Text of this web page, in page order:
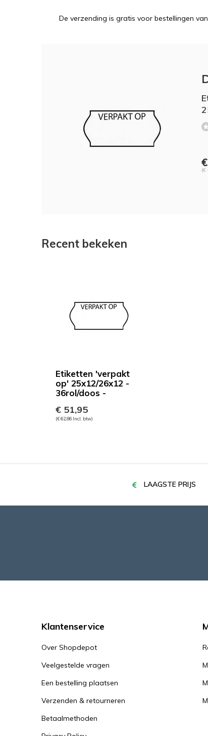
De verzending is gratis voor bestellingen
(€
Recent bekeken
Etiketten 'verpakt
op' 25x12/26x12 -
36rol/doos -
€ 51,95
(€ 62,86 Incl. btw)
LAAGSTE PRIJS
Klantenservice
Over Shopdepot
Veelgestelde vragen
Een bestelling plaatsen
Verzenden & retourneren
Betaalmethoden